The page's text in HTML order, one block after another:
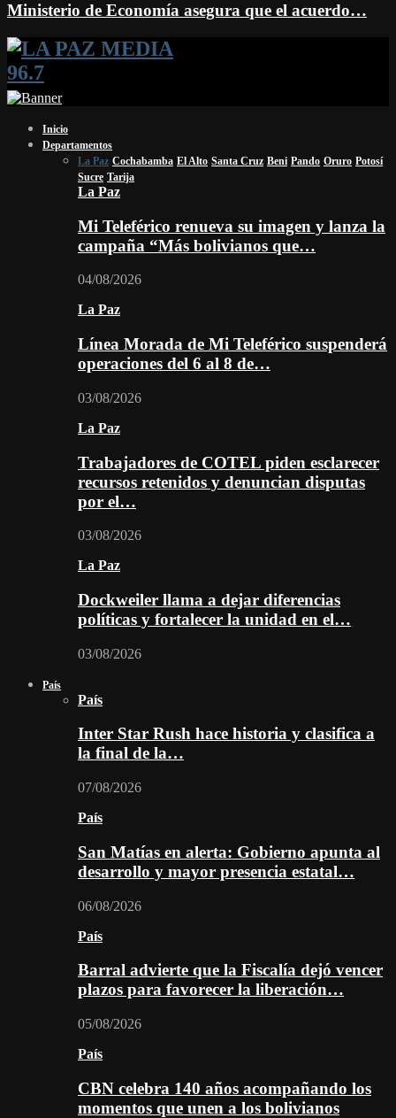
Ministerio de Economía asegura que el acuerdo…
Facebook
Twitter
Instagram
Youtube
Email
Twitch
Whatsapp
Inicio
Departamentos
La Paz Cochabamba El Alto Santa Cruz Beni Pando Oruro Potosí
Sucre Tarija
La Paz
Mi Teleférico renueva su imagen y lanza la
campaña “Más bolivianos que…
04/08/2026
La Paz
Línea Morada de Mi Teleférico suspenderá
operaciones del 6 al 8 de…
03/08/2026
La Paz
Trabajadores de COTEL piden esclarecer
recursos retenidos y denuncian disputas
por el…
03/08/2026
La Paz
Dockweiler llama a dejar diferencias
políticas y fortalecer la unidad en el…
03/08/2026
País
País
Inter Star Rush hace historia y clasifica a
la final de la…
07/08/2026
País
San Matías en alerta: Gobierno apunta al
desarrollo y mayor presencia estatal…
06/08/2026
País
Barral advierte que la Fiscalía dejó vencer
plazos para favorecer la liberación…
05/08/2026
País
CBN celebra 140 años acompañando los
momentos que unen a los bolivianos